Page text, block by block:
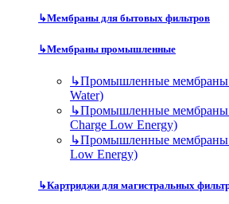
↳Мембраны для бытовых фильтров
↳Мембраны промышленные
↳Промышленные мембраны
Water)
↳Промышленные
Charge Low Energy)
↳Промышленные мембраны
Low Energy)
↳Картриджи для магистральных